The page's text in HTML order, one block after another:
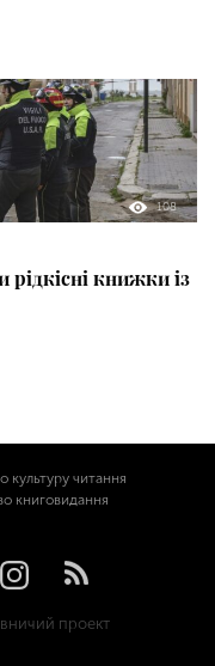
108
книжки із
культуру читання
книговидання
проект